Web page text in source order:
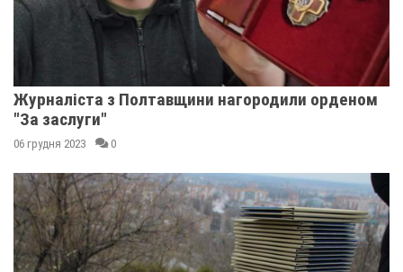
Журналіста з Полтавщини нагородили орденом
"За заслуги"
06 грудня 2023 0